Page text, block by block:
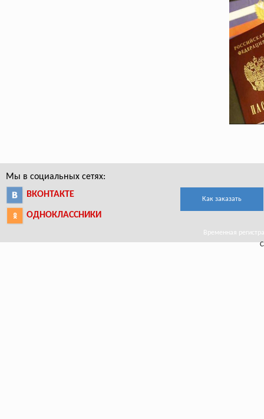
Мы в социальных сетях:
ВКОНТАКТЕ
ОДНОКЛАССНИКИ
Как заказать
Временная